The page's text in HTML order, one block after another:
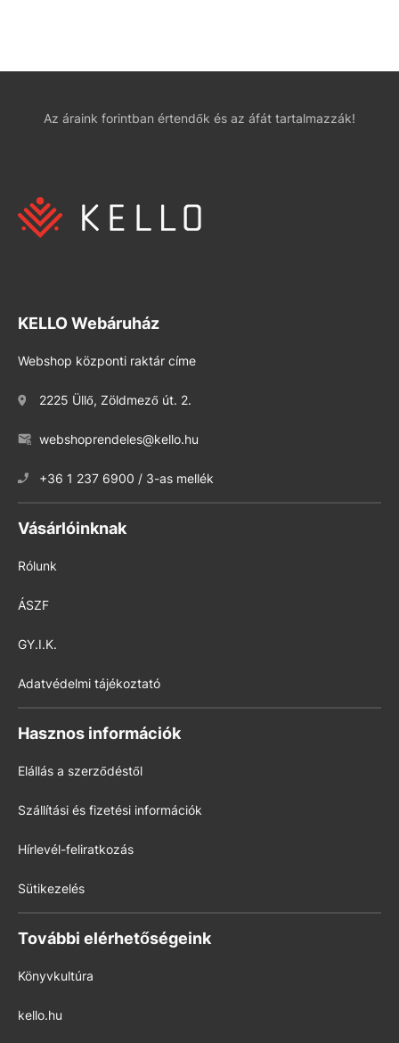
Az áraink forintban értendők és az áfát tartalmazzák!
KELLO Webáruház
Webshop központi raktár címe
2225 Üllő, Zöldmező út. 2.
webshoprendeles@kello.hu
+36 1 237 6900 / 3-as mellék
Vásárlóinknak
Rólunk
ÁSZF
GY.I.K.
Adatvédelmi tájékoztató
Hasznos információk
Elállás a szerződéstől
Szállítási és fizetési információk
Hírlevél-feliratkozás
Sütikezelés
További elérhetőségeink
Könyvkultúra
kello.hu